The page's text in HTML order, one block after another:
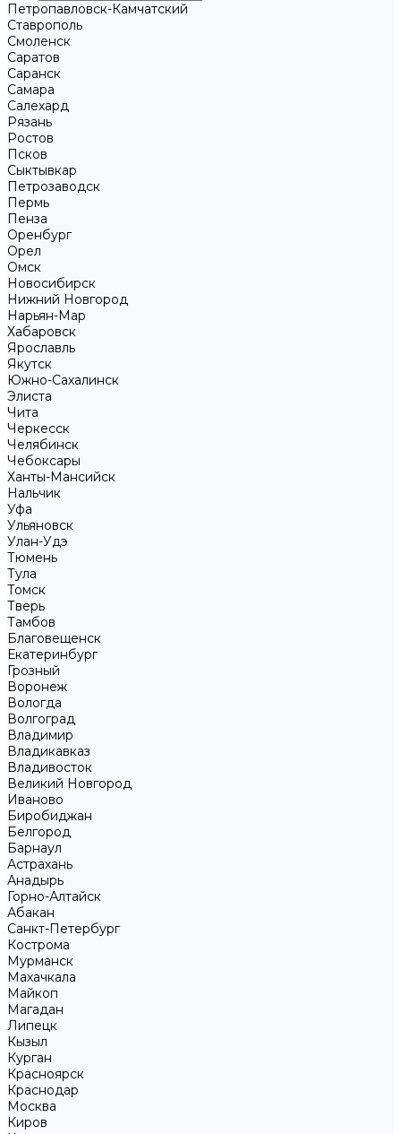
Петропавловск-Камчатский
Ставрополь
Смоленск
Саратов
Саранск
Самара
Салехард
Рязань
Ростов
Псков
Сыктывкар
Петрозаводск
Пермь
Пенза
Оренбург
Орел
Омск
Новосибирск
Нижний Новгород
Нарьян-Мар
Хабаровск
Ярославль
Якутск
Южно-Сахалинск
Элиста
Чита
Черкесск
Челябинск
Чебоксары
Ханты-Мансийск
Нальчик
Уфа
Ульяновск
Улан-Удэ
Тюмень
Тула
Томск
Тверь
Тамбов
Благовещенск
Екатеринбург
Грозный
Воронеж
Вологда
Волгоград
Владимир
Владикавказ
Владивосток
Великий Новгород
Иваново
Биробиджан
Белгород
Барнаул
Астрахань
Анадырь
Горно-Алтайск
Абакан
Санкт-Петербург
Кострома
Мурманск
Махачкала
Майкоп
Магадан
Липецк
Кызыл
Курган
Красноярск
Краснодар
Москва
Киров